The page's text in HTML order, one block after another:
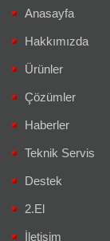
Anasayfa
Hakkımızda
Ürünler
Çözümler
Haberler
Teknik Servis
Destek
2.El
İletişim